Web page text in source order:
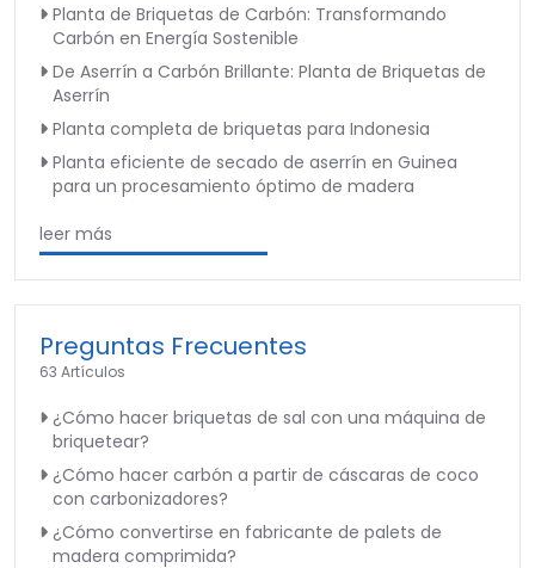
Planta de Briquetas de Carbón: Transformando
Carbón en Energía Sostenible
De Aserrín a Carbón Brillante: Planta de Briquetas de
Aserrín
Planta completa de briquetas para Indonesia
Planta eficiente de secado de aserrín en Guinea
para un procesamiento óptimo de madera
leer más
Preguntas Frecuentes
63 Artículos
¿Cómo hacer briquetas de sal con una máquina de
briquetear?
¿Cómo hacer carbón a partir de cáscaras de coco
con carbonizadores?
¿Cómo convertirse en fabricante de palets de
madera comprimida?